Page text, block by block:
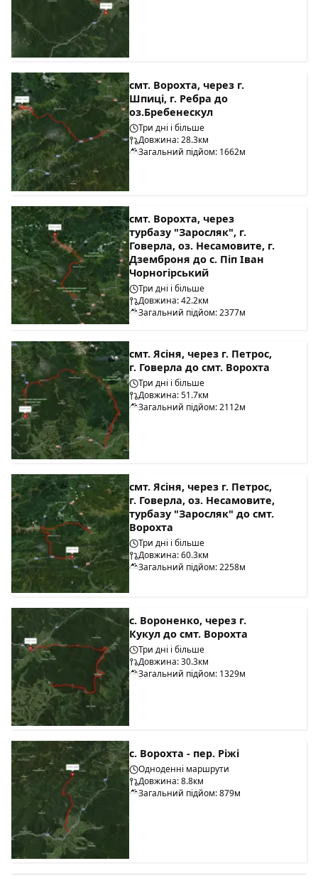
смт. Ворохта, через г.
Шпиці, г. Ребра до
оз.Бребенескул
Три дні і більше
Довжина: 28.3км
Загальний підйом: 1662м
смт. Ворохта, через
турбазу "Заросляк", г.
Говерла, оз. Несамовите, г.
Дземброня до с. Піп Іван
Чорногірський
Три дні і більше
Довжина: 42.2км
Загальний підйом: 2377м
смт. Ясіня, через г. Петрос,
г. Говерла до смт. Ворохта
Три дні і більше
Довжина: 51.7км
Загальний підйом: 2112м
смт. Ясіня, через г. Петрос,
г. Говерла, оз. Несамовите,
турбазу "Заросляк" до смт.
Ворохта
Три дні і більше
Довжина: 60.3км
Загальний підйом: 2258м
с. Вороненко, через г.
Кукул до смт. Ворохта
Три дні і більше
Довжина: 30.3км
Загальний підйом: 1329м
с. Ворохта - пер. Ріжі
Одноденні маршрути
Довжина: 8.8км
Загальний підйом: 879м